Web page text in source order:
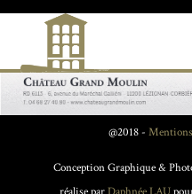
@2018 -
Conception Graphique &